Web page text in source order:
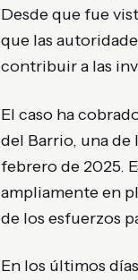
Desde que fue
que las
contribuir a las
El caso ha
del Barrio, una de
febrero de 2025.
ampliamente en
de los esfuerzos
En los últimos